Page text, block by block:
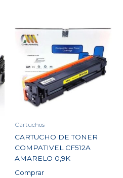
Cartuchos
CARTUCHO DE TONER
COMPATIVEL CF512A
AMARELO 0,9K
Comprar